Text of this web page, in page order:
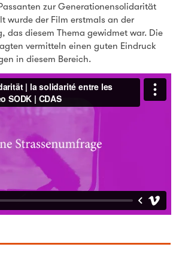
zur Generationensolidarität
wurde der Film erstmals an der
das diesem Thema gewidmet war. Die
vermitteln einen guten Eindruck
in diesem Bereich.